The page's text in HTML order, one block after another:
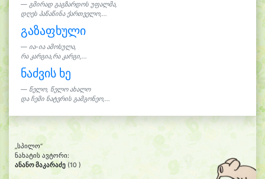
გმირად გაგზარდოს უფალმა,
დღეს პაწაწინა ქართველო,...
გაზაფხული
ია-ია ამოსულა,
რა კარგია,რა კარგი,...
ნაძვის ხე
წელო, წელო ახალო
და ჩემი ნატვრის გამგონეო,...
„სპილო“
ნახატის ავტორი:
ანანო მაკარაძე (10 )